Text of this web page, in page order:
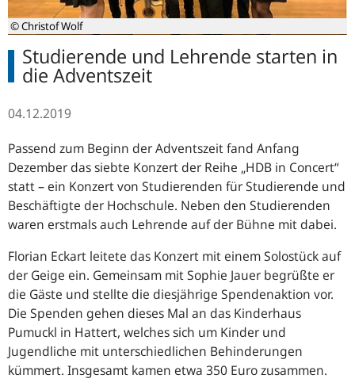
© Christof Wolf
Studierende und Lehrende starten in
die Adventszeit
04.12.2019
Passend zum Beginn der Adventszeit fand Anfang
Dezember das siebte Konzert der Reihe „HDB in Concert“
statt – ein Konzert von Studierenden für Studierende und
Beschäftigte der Hochschule. Neben den Studierenden
waren erstmals auch Lehrende auf der Bühne mit dabei.
Florian Eckart leitete das Konzert mit einem Solostück auf
der Geige ein. Gemeinsam mit Sophie Jauer begrüßte er
die Gäste und stellte die diesjährige Spendenaktion vor.
Die Spenden gehen dieses Mal an das Kinderhaus
Pumuckl in Hattert, welches sich um Kinder und
Jugendliche mit unterschiedlichen Behinderungen
kümmert. Insgesamt kamen etwa 350 Euro zusammen.